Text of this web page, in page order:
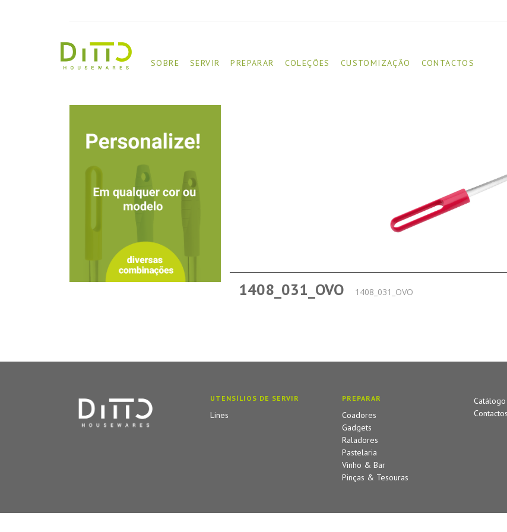
SOBRE SERVIR PREPARAR COLEÇÕES CUSTOMIZAÇÃO CONTACTOS
1408_031_OVO 1408_031_OVO
UTENSÍLIOS DE SERVIR
Lines
PREPARAR
Coadores
Gadgets
Raladores
Pastelaria
Vinho & Bar
Pinças & Tesouras
Catálogo
Contactos